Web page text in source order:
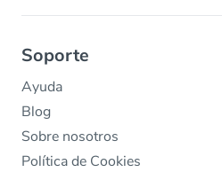
Soporte
Ayuda
Blog
Sobre nosotros
Política de Cookies